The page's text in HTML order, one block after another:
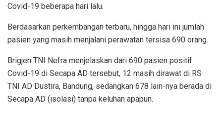
Covid-19 beberapa hari lalu.
Berdasarkan perkembangan terbaru, hingga hari ini jumlah
pasien yang masih menjalani perawatan tersisa 690 orang.
Brigjen TNI Nefra menjelaskan dari 690 pasien positif
Covid-19 di Secapa AD tersebut, 12 masih dirawat di RS
TNI AD Dustira, Bandung, sedangkan 678 lain-nya berada di
Secapa AD (isolasi) tanpa keluhan apapun.